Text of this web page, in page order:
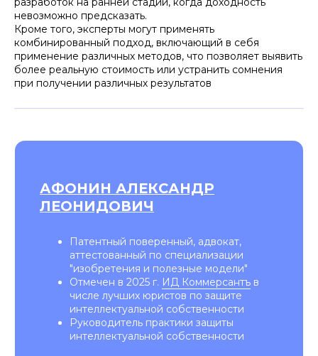
невозможно предсказать.
Кроме того, эксперты могут применять
комбинированный подход, включающий в себя
применение различных методов, что позволяет выявить
более реальную стоимость или устранить сомнения
при получении различных результатов